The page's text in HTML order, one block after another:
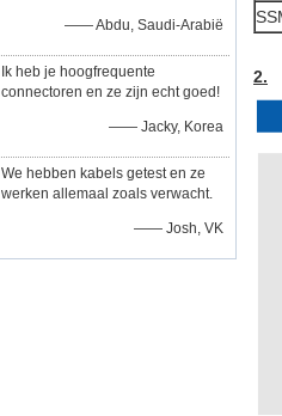
—— Abdu, Saudi-Arabië
Ik heb je hoogfrequente
connectoren en ze zijn echt goed!
—— Jacky, Korea
We hebben kabels getest en ze
werken allemaal zoals verwacht.
—— Josh, VK
2.